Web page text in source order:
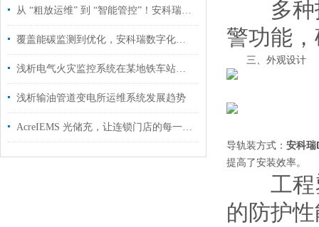
从 “粗放运维” 到 “智能管控”！安科瑞云平台赋能分布式光伏升级
覆盖能碳监测到优化，安科瑞数字化能碳管理平台助力浙江园区零碳转型
浅析电气火灾监控系统在某地铁车站的设计及应用
浅析输油管道变电所运维系统发展趋势
AcreIEMS 光储充，让连锁门店的每一度电都省在刀刃上
多种报
警功能
三、外观设计
导轨装方式： 安科瑞
提高了安装效率。
工程塑
的防护